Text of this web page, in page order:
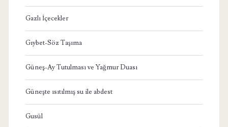
Gazlı İçecekler
Gıybet-Söz Taşıma
Güneş-Ay Tutulması ve Yağmur Duası
Güneşte ısıtılmış su ile abdest
Gusül